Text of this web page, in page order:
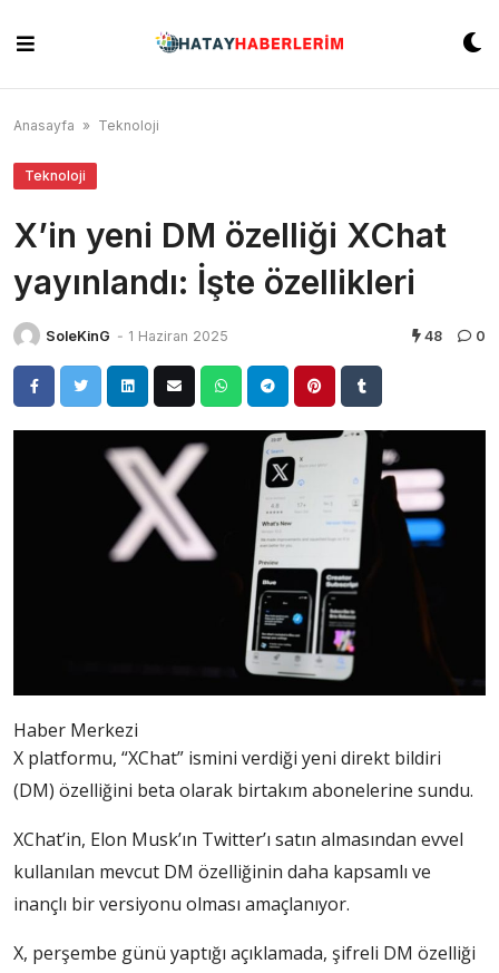
content
Anasayfa » Teknoloji
Teknoloji
X’in yeni DM özelliği XChat
yayınlandı: İşte özellikleri
SoleKinG - 1 Haziran 2025 48 0
Haber Merkezi
X platformu, “XChat” ismini verdiği yeni direkt bildiri
(DM) özelliğini beta olarak birtakım abonelerine sundu.
XChat’in, Elon Musk’ın Twitter’ı satın almasından evvel
kullanılan mevcut DM özelliğinin daha kapsamlı ve
inançlı bir versiyonu olması amaçlanıyor.
X, perşembe günü yaptığı açıklamada, şifreli DM özelliği